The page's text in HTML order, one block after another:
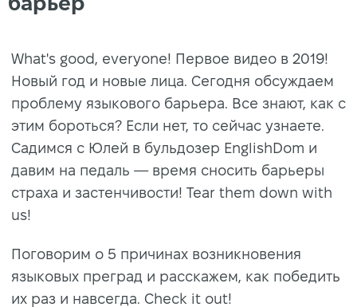
What's good, everyone! Первое видео в 2019!
Новый год и новые лица. Сегодня обсуждаем
проблему языкового барьера. Все знают, как с
этим бороться? Если нет, то сейчас узнаете.
Садимся с Юлей в бульдозер EnglishDom и
давим на педаль — время сносить барьеры
страха и застенчивости! Tear them down with
us!
Поговорим о 5 причинах возникновения
языковых преград и расскажем, как победить
их раз и навсегда. Check it out!